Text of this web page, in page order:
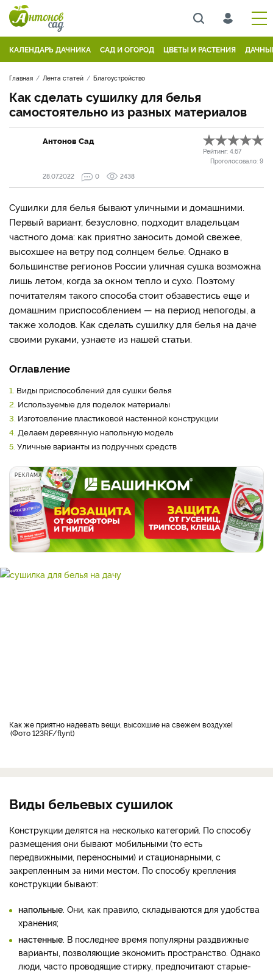
КАЛЕНДАРЬ ДАЧНИКА САД И ОГОРОД ЦВЕТЫ И РАСТЕНИЯ
Главная Лента статей Благоустройство
Как сделать сушилку для белья
самостоятельно из разных материалов
Антонов Сад
Рейтинг: 4.67
Проголосовало: 9
28.07.2022
0 2438
Сушилки для белья бывают уличными и домашними.
Первый вариант, безусловно, подходит владельцам
частного дома: как приятно заносить домой свежее,
высохшее на ветру под солнцем белье. Однако в
большинстве регионов России уличная сушка возможна
лишь летом, когда за окном тепло и сухо. Поэтому
почитателям такого способа стоит обзавестись еще и
домашним приспособлением — на период непогоды, а
также холодов. Как сделать сушилку для белья на даче
своими руками, узнаете из нашей статьи.
Оглавление
1. Виды приспособлений для сушки белья
2. Используемые для поделок материалы
3. Изготовление пластиковой настенной конструкции
4. Делаем деревянную напольную модель
5. Уличные варианты из подручных средств
РЕКЛАМА
как же приятно надевать вещи, высохшие на свежем воздухе!
Фото 123RF/flynt
Виды бельевых сушилок
Конструкции делятся на несколько категорий. По способу
размещения они бывают мобильными (то есть
передвижными, переносными) и стационарными, с
закрепленным за ними местом. По способу крепления
конструкции бывают:
напольные . Они, как правило, складываются для удобства
хранения;
настенные . В последнее время популярны раздвижные
варианты, позволяющие экономить пространство. Однако
люди, часто проводящие стирку, предпочитают старые-